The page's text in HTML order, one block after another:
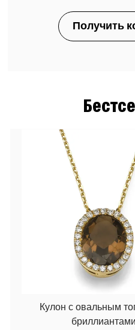
Кулон с овальным
бриллиантами
Получить